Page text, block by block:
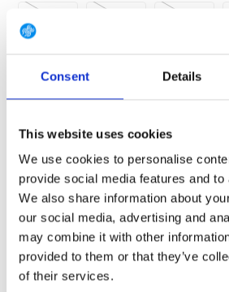
Consent Details
This website uses cookies
We use cookies to personalise
provide social media features and
We also share information about
our social media, advertising and
may combine it with other
provided to them or that they’ve
of their services.
W36/L30 W36/L34
W40/L30 W40/L32 W40/L34
GRATIS LEVERING VANAF € 100
14 DAGEN RETOURTERMIJN
350m2 FYSIEKE WINKEL